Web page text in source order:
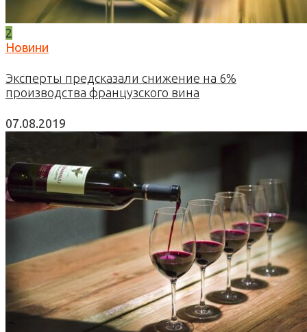
2
Новини
Эксперты предсказали снижение на 6%
производства французского вина
07.08.2019